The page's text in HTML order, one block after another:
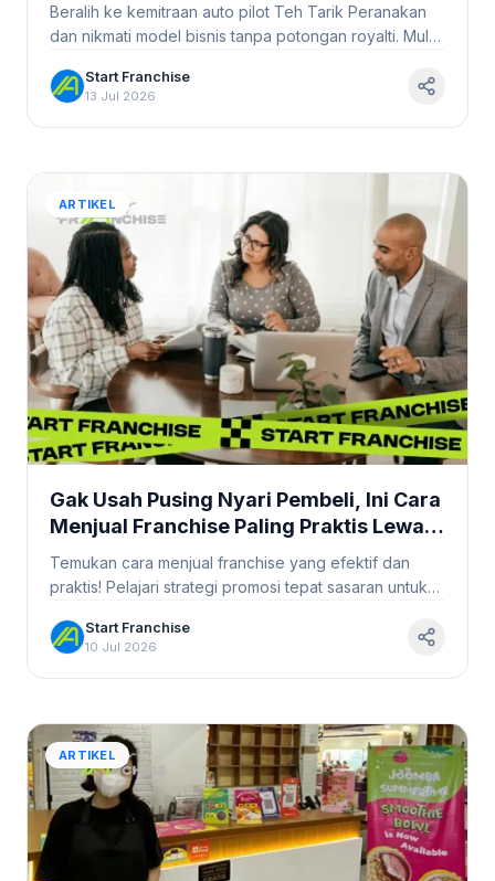
Beralih ke kemitraan auto pilot Teh Tarik Peranakan
dan nikmati model bisnis tanpa potongan royalti. Mulai
Start Franchise
13 Jul 2026
ARTIKEL
Gak Usah Pusing Nyari Pembeli, Ini Cara
Menjual Franchise Paling Praktis Lewat
Promosi Tepat Sasaran #StartFranchise
Temukan cara menjual franchise yang efektif dan
praktis! Pelajari strategi promosi tepat sasaran untuk
Start Franchise
10 Jul 2026
ARTIKEL